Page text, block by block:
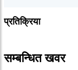
प्रतिक्रिया
सम्बन्धित खवर